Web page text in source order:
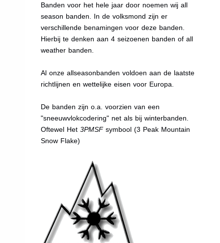
Banden voor het hele jaar door noemen wij all
season banden. In de volksmond zijn er
verschillende benamingen voor deze banden.
Hierbij te denken aan 4 seizoenen banden of all
weather banden.
Al onze allseasonbanden voldoen aan de laatste
richtlijnen en wettelijke eisen voor Europa.
De banden zijn o.a. voorzien van een
"sneeuwvlokcodering" net als bij winterbanden.
Oftewel Het3PMSFsymbool (3 Peak Mountain
Snow Flake)